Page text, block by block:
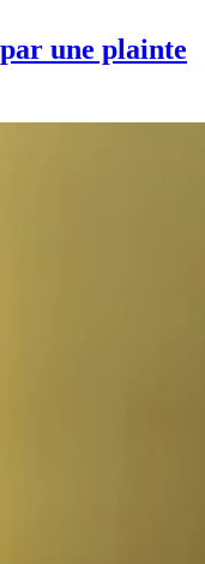
une plainte